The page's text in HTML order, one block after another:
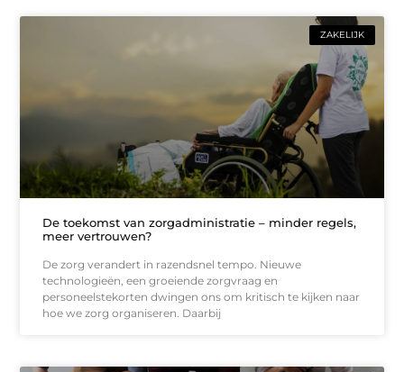
ZAKELIJK
De toekomst van zorgadministratie – minder regels,
meer vertrouwen?
De zorg verandert in razendsnel tempo. Nieuwe
technologieën, een groeiende zorgvraag en
personeelstekorten dwingen ons om kritisch te kijken naar
hoe we zorg organiseren. Daarbij